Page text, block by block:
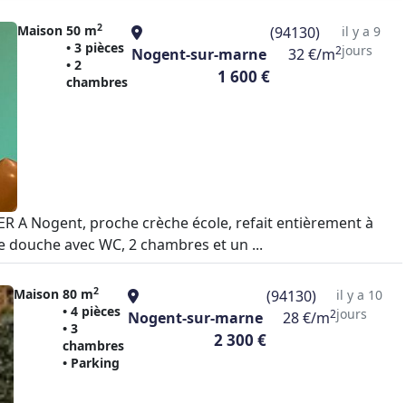
Maison 50 m2
• 3 pièces
• 2
chambres
Nogent-sur-marne
1 600 €
(94130)
32 €/m2
il y a 9
jours
A Nogent, proche crèche école, refait entièrement à
avec WC, 2 chambres et un ...
Maison 80 m2
• 4 pièces
• 3
chambres
• Parking
Nogent-sur-marne
2 300 €
(94130)
28 €/m2
il y a 10
jours